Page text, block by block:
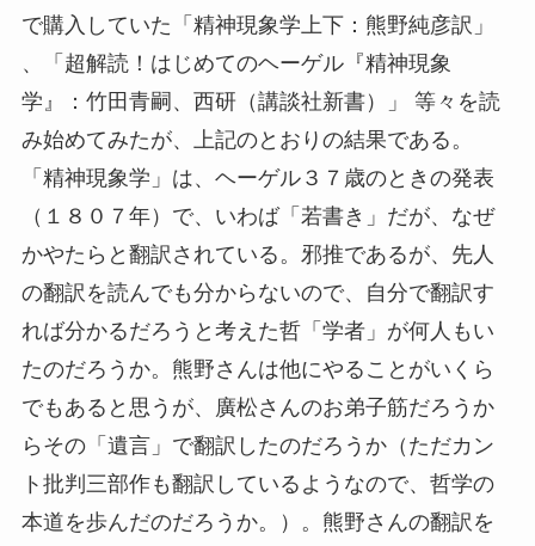
で購入していた「精神現象学上下：熊野純彦訳」
、「超解読！はじめてのヘーゲル『精神現象
学』：竹田青嗣、西研（講談社新書）」 等々を読
み始めてみたが、上記のとおりの結果である。
「精神現象学」は、ヘーゲル３７歳のときの発表
（１８０７年）で、いわば「若書き」だが、なぜ
かやたらと翻訳されている。邪推であるが、先人
の翻訳を読んでも分からないので、自分で翻訳す
れば分かるだろうと考えた哲「学者」が何人もい
たのだろうか。熊野さんは他にやることがいくら
でもあると思うが、廣松さんのお弟子筋だろうか
らその「遺言」で翻訳したのだろうか（ただカン
ト批判三部作も翻訳しているようなので、哲学の
本道を歩んだのだろうか。）。熊野さんの翻訳を